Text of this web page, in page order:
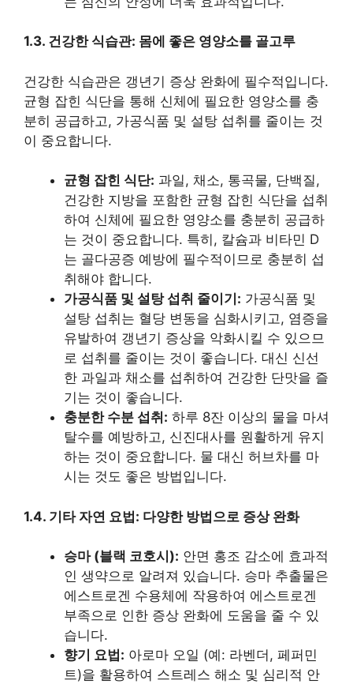
1.3. 건강한 식습관: 몸에 좋은 영양소를 골고루
건강한 식습관은 갱년기 증상 완화에 필수적입니다.
균형 잡힌 식단을 통해 신체에 필요한 영양소를 충
분히 공급하고, 가공식품 및 설탕 섭취를 줄이는 것
이 중요합니다.
균형 잡힌 식단: 과일, 채소, 통곡물, 단백질,
건강한 지방을 포함한 균형 잡힌 식단을 섭취
하여 신체에 필요한 영양소를 충분히 공급하
는 것이 중요합니다. 특히, 칼슘과 비타민 D
는 골다공증 예방에 필수적이므로 충분히 섭
취해야 합니다.
가공식품 및 설탕 섭취 줄이기: 가공식품 및
설탕 섭취는 혈당 변동을 심화시키고, 염증을
유발하여 갱년기 증상을 악화시킬 수 있으므
로 섭취를 줄이는 것이 좋습니다. 대신 신선
한 과일과 채소를 섭취하여 건강한 단맛을 즐
기는 것이 좋습니다.
충분한 수분 섭취: 하루 8잔 이상의 물을 마셔
탈수를 예방하고, 신진대사를 원활하게 유지
하는 것이 중요합니다. 물 대신 허브차를 마
시는 것도 좋은 방법입니다.
1.4. 기타 자연 요법: 다양한 방법으로 증상 완화
승마 (블랙 코호시): 안면 홍조 감소에 효과적
인 생약으로 알려져 있습니다. 승마 추출물은
에스트로겐 수용체에 작용하여 에스트로겐
부족으로 인한 증상 완화에 도움을 줄 수 있
습니다.
향기 요법: 아로마 오일 (예: 라벤더, 페퍼민
트)을 활용하여 스트레스 해소 및 심리적 안